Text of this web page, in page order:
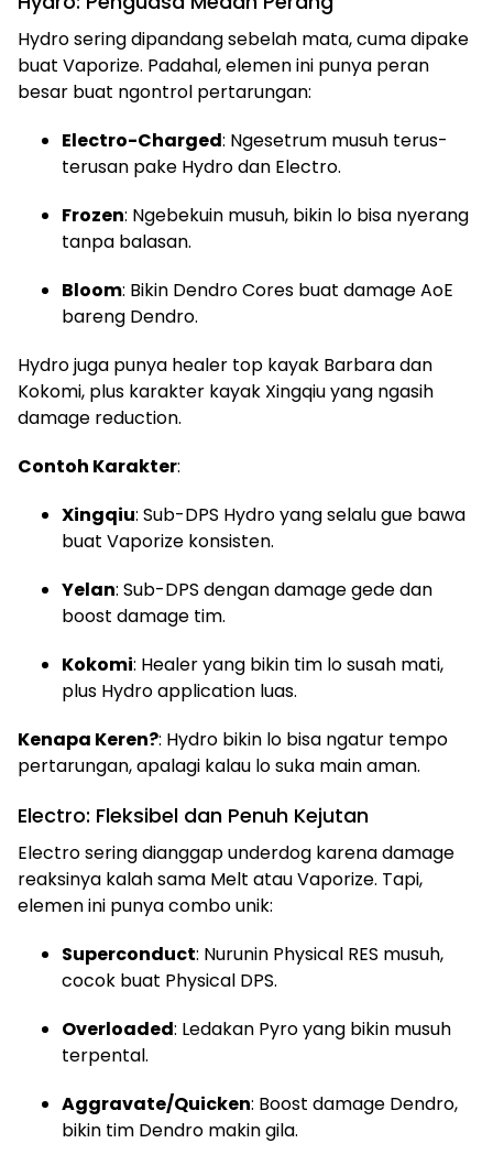
Hydro sering dipandang sebelah mata, cuma dipake
buat Vaporize. Padahal, elemen ini punya peran
besar buat ngontrol pertarungan:
Electro-Charged: Ngesetrum musuh terus-
terusan pake Hydro dan Electro.
Frozen: Ngebekuin musuh, bikin lo bisa nyerang
tanpa balasan.
Bloom: Bikin Dendro Cores buat damage AoE
bareng Dendro.
Hydro juga punya healer top kayak Barbara dan
Kokomi, plus karakter kayak Xingqiu yang ngasih
damage reduction.
Contoh Karakter:
Xingqiu: Sub-DPS Hydro yang selalu gue bawa
buat Vaporize konsisten.
Yelan: Sub-DPS dengan damage gede dan
boost damage tim.
Kokomi: Healer yang bikin tim lo susah mati,
plus Hydro application luas.
Kenapa Keren?: Hydro bikin lo bisa ngatur tempo
pertarungan, apalagi kalau lo suka main aman.
Electro: Fleksibel dan Penuh Kejutan
Electro sering dianggap underdog karena damage
reaksinya kalah sama Melt atau Vaporize. Tapi,
elemen ini punya combo unik:
Superconduct: Nurunin Physical RES musuh,
cocok buat Physical DPS.
Overloaded: Ledakan Pyro yang bikin musuh
terpental.
Aggravate/Quicken: Boost damage Dendro,
bikin tim Dendro makin gila.